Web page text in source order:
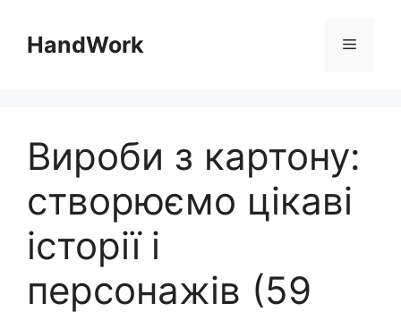
вмістуHandWork Меню
Вироби з картону:
створюємо цікаві
історії і
персонажів (59